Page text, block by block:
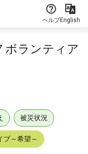
ヘルプEnglish
ボランティア
被災状況
ブ～希望～